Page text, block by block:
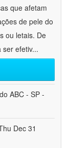
que afetam
de pele do
ou letais. De
ser efetiv...
ABC - SP -
Dec 31